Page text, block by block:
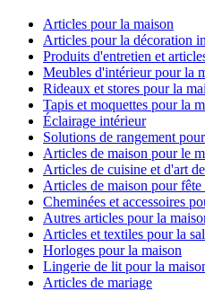
Articles pour la maison
Articles pour la décoration
Produits d'entretien et
Meubles d'intérieur pour la
Rideaux et stores pour la
Tapis et moquettes pour la
Éclairage intérieur
Solutions de rangement
Articles de maison pour le
Articles de cuisine et d'art
Articles de maison pour fête
Cheminées et accessoires
Autres articles pour la
Articles et textiles pour la
Horloges pour la maison
Lingerie de lit pour la
Articles de mariage